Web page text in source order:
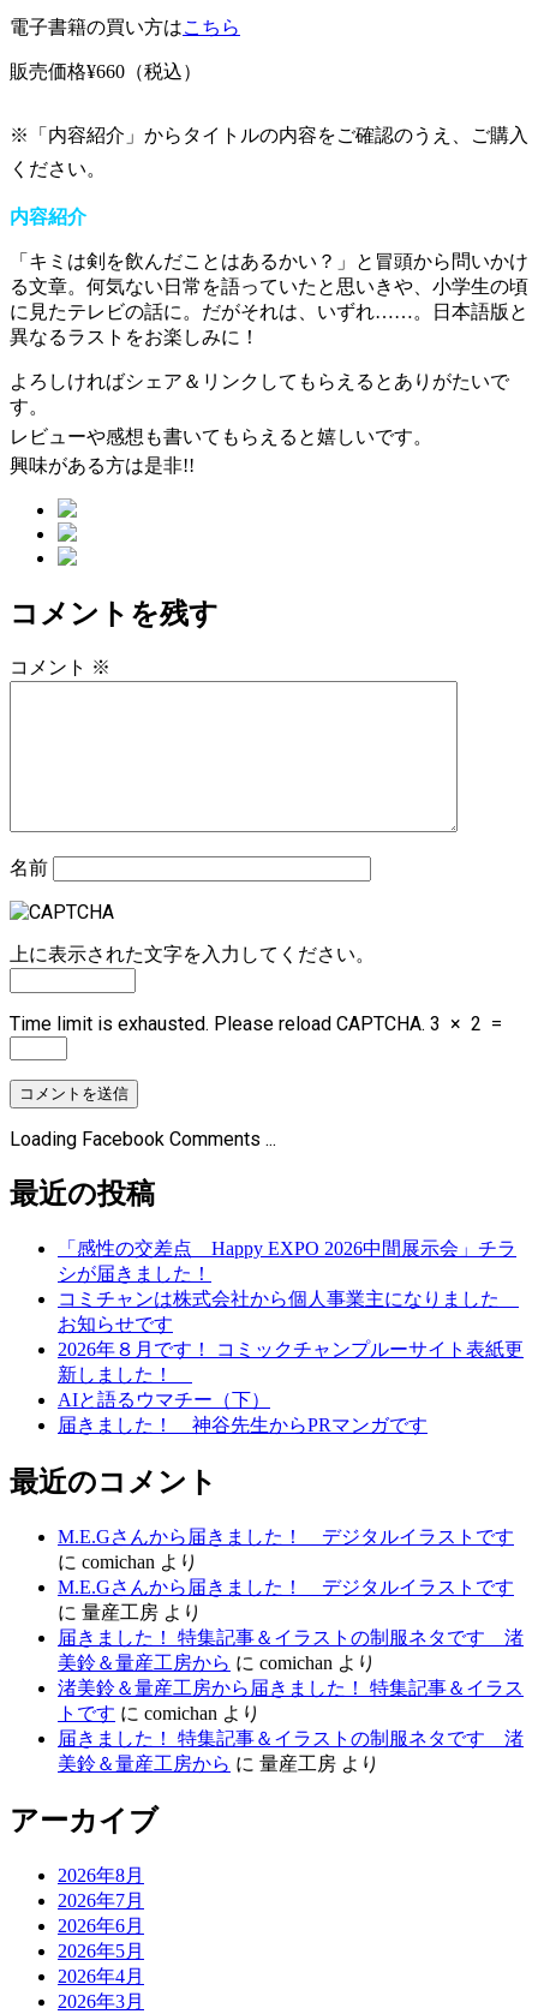
電子書籍の買い方はこちら
販売価格¥660 （税込）
※「内容紹介」からタイトルの内容をご確認のうえ、ご購入
ください。
内容紹介
「キミは剣を飲んだことはあるかい？」と冒頭から問いかけ
る文章。何気ない日常を語っていたと思いきや、小学生の頃
に見たテレビの話に。だがそれは、いずれ……。日本語版と
異なるラストをお楽しみに！
よろしければシェア＆リンクしてもらえるとありがたいで
す。
レビューや感想も書いてもらえると嬉しいです。
興味がある方は是非!!
コメントを残す
コメント ※
名前
上に表示された文字を入力してください。
Time limit is exhausted. Please reload CAPTCHA. 3 × 2 =
Loading Facebook Comments ...
最近の投稿
「感性の交差点 Happy EXPO 2026中間展示会」チラ
シが届きました！
コミチャンは株式会社から個人事業主になりました
お知らせです
2026年８月です！ コミックチャンプルーサイト表紙更
新しました！
AIと語るウマチー（下）
届きました！ 神谷先生からPRマンガです
最近のコメント
M.E.Gさんから届きました！ デジタルイラストです
に comichan より
M.E.Gさんから届きました！ デジタルイラストです
に 量産工房 より
届きました！ 特集記事＆イラストの制服ネタです 渚
美鈴＆量産工房から に comichan より
渚美鈴＆量産工房から届きました！ 特集記事＆イラス
トです に comichan より
届きました！ 特集記事＆イラストの制服ネタです 渚
美鈴＆量産工房から に 量産工房 より
アーカイブ
2026年8月
2026年7月
2026年6月
2026年5月
2026年4月
2026年3月